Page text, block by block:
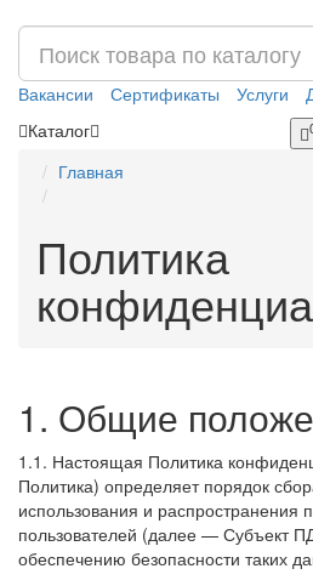
Вакансии Сертификаты Услуги
Каталог
Главная
Политика
1. Общие
1.1. Настоящая Политика
Политика) определяет порядок
использования и распространения
пользователей (далее — Субъект
обеспечению безопасности таких